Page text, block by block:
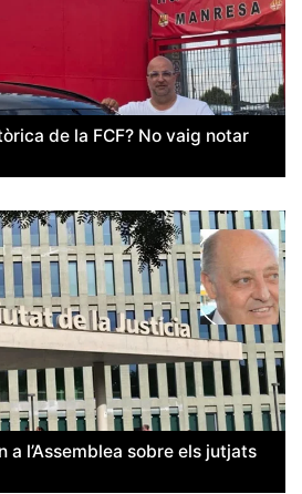
de la FCF? No vaig notar
a l’Assemblea sobre els jutjats